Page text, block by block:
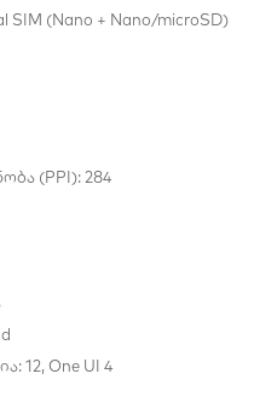
SIM (Nano + Nano/microSD)
(PPI): 284
12, One UI 4